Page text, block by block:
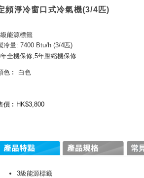
頻淨冷窗口式冷氣機(3/4匹)
能源標籤
冷量: 7400 Btu/h (3/4匹)
全機保修,5年壓縮機保修
色︰ 白色
價︰HK$3,800
3級能源標籤